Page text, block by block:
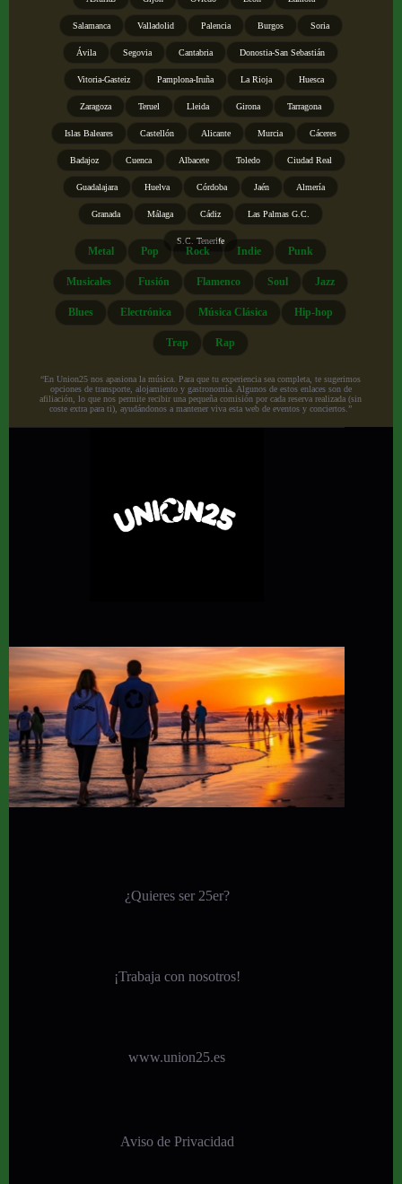
Salamanca Valladolid Palencia Burgos Soria
Ávila Segovia Cantabria Donostia-San Sebastián
Vitoria-Gasteiz Pamplona-Iruña La Rioja Huesca
Zaragoza Teruel Lleida Girona Tarragona
Islas Baleares Castellón Alicante Murcia Cáceres
Badajoz Cuenca Albacete Toledo Ciudad Real
Guadalajara Huelva Córdoba Jaén Almería
Granada Málaga Cádiz Las Palmas G.C.
S.C. Tenerife
Metal Pop Rock Indie Punk
Musicales Fusión Flamenco Soul Jazz
Blues Electrónica Música Clásica Hip-hop
Trap Rap
“En Union25 nos apasiona la música. Para que tu experiencia sea completa, te sugerimos
opciones de transporte, alojamiento y gastronomía. Algunos de estos enlaces son de
afiliación, lo que nos permite recibir una pequeña comisión por cada reserva realizada (sin
coste extra para ti), ayudándonos a mantener viva esta web de eventos y conciertos.”
¿Quieres ser 25er?
¡Trabaja con nosotros!
www.union25.es
Aviso de Privacidad